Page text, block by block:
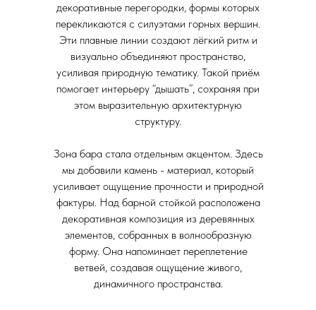
декоративные перегородки, формы которых
перекликаются с силуэтами горных вершин.
Эти плавные линии создают лёгкий ритм и
визуально объединяют пространство,
усиливая природную тематику. Такой приём
помогает интерьеру “дышать”, сохраняя при
этом выразительную архитектурную
структуру.
Зона бара стала отдельным акцентом. Здесь
мы добавили камень - материал, который
усиливает ощущение прочности и природной
фактуры. Над барной стойкой расположена
декоративная композиция из деревянных
элементов, собранных в волнообразную
форму. Она напоминает переплетение
ветвей, создавая ощущение живого,
динамичного пространства.